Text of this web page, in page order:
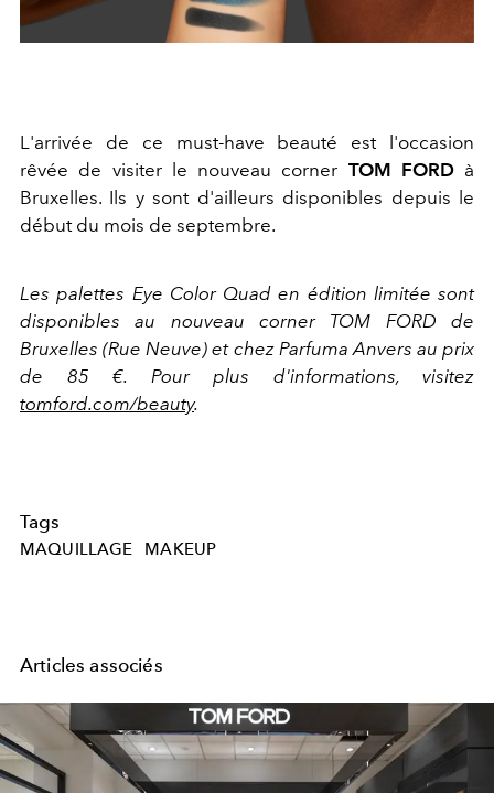
L'arrivée de ce must-have beauté est l'occasion
rêvée de visiter le nouveau corner TOM FORDà
Bruxelles. Ils y sont d'ailleurs disponibles depuis le
début du mois de septembre.
Les palettes Eye Color Quad en édition limitée sont
disponibles au nouveau corner TOM FORD de
Bruxelles (Rue Neuve) et chez Parfuma Anvers au prix
de 85 €. Pour plus d'informations, visitez
tomford.com/beauty.
Tags
MAQUILLAGE MAKEUP
Articles associés